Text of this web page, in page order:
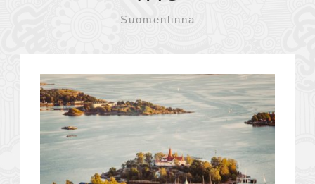
Suomenlinna